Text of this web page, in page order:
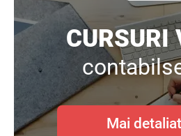
CURSURI
Mai detaliat